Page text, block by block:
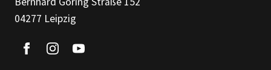
04277 Leipzig